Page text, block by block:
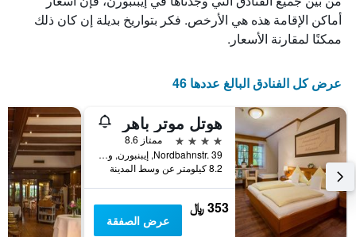
الذي
يعرض
أيام
يتضمن
المخطط
التالي
1
محور
Y
الذي
يعرض
متوسط
سعر
غرفة
أماكن الإقامة هذه هي الأرخص. فكر بتواريخ بديلة إن كان ذلك
ممكنًا لمقارنة الأسعار.
عرض كل الفنادق البالغ عددها 46
هوتل موتر باهر
4 نجوم
ممتاز 8.6
Nordbahnstr. 39, إيبنبورن, ولاية شمال الراين وستفاليا, ألمانيا
8.2 كيلومتر عن وسط المدينة
353 ﷼
عرض الصفقة